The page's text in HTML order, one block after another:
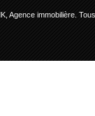
Agence immobilière.